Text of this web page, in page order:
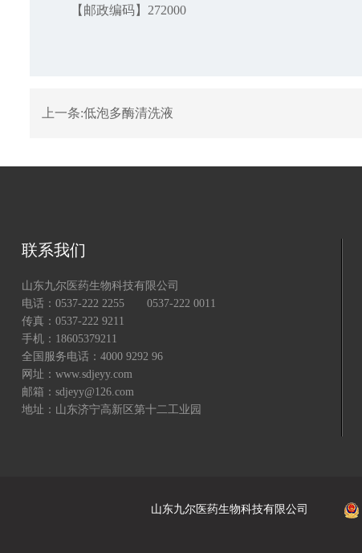
【邮政编码】272000
上一条:低泡多酶清洗液
联系我们
山东九尔医药生物科技有限公司
电话：0537-222 2255 0537-222 0011
传真：0537-222 9211
手机：18605379211
全国服务电话：4000 9292 96
网址：www.sdjeyy.com
邮箱：sdjeyy@126.com
地址：山东济宁高新区第十二工业园
山东九尔医药生物科技有限公司